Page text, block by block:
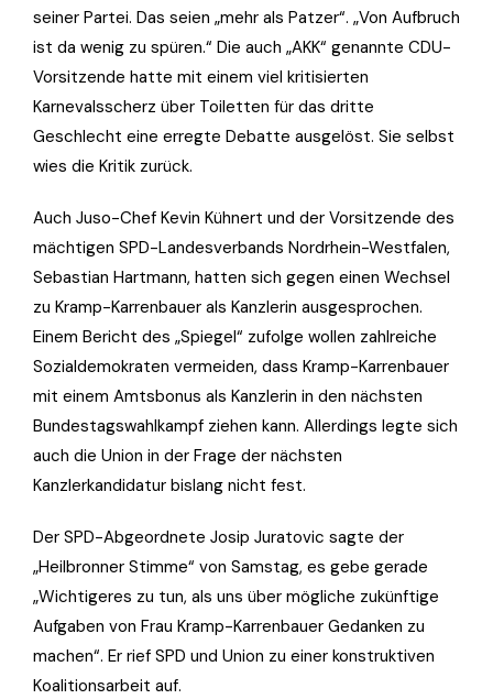
seiner Partei. Das seien „mehr als Patzer“. „Von Aufbruch
ist da wenig zu spüren.“ Die auch „AKK“ genannte CDU-
Vorsitzende hatte mit einem viel kritisierten
Karnevalsscherz über Toiletten für das dritte
Geschlecht eine erregte Debatte ausgelöst. Sie selbst
wies die Kritik zurück.
Auch Juso-Chef Kevin Kühnert und der Vorsitzende des
mächtigen SPD-Landesverbands Nordrhein-Westfalen,
Sebastian Hartmann, hatten sich gegen einen Wechsel
zu Kramp-Karrenbauer als Kanzlerin ausgesprochen.
Einem Bericht des „Spiegel“ zufolge wollen zahlreiche
Sozialdemokraten vermeiden, dass Kramp-Karrenbauer
mit einem Amtsbonus als Kanzlerin in den nächsten
Bundestagswahlkampf ziehen kann. Allerdings legte sich
auch die Union in der Frage der nächsten
Kanzlerkandidatur bislang nicht fest.
Der SPD-Abgeordnete Josip Juratovic sagte der
„Heilbronner Stimme“ von Samstag, es gebe gerade
„Wichtigeres zu tun, als uns über mögliche zukünftige
Aufgaben von Frau Kramp-Karrenbauer Gedanken zu
machen“. Er rief SPD und Union zu einer konstruktiven
Koalitionsarbeit auf.